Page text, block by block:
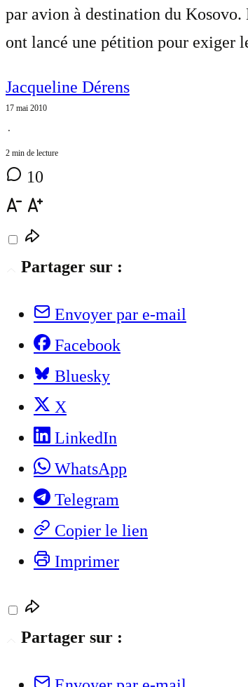
par avion à destination du Kosovo.
ont lancé une pétition pour exiger
Jacqueline Dérens
17 mai 2010
⋅
2 min de lecture
10
Partager sur :
Envoyer par e-mail
Facebook
Bluesky
X
LinkedIn
WhatsApp
Telegram
Copier le lien
Imprimer
Partager sur :